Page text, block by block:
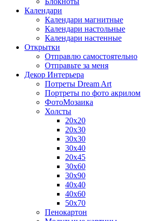
Календари
Календари магнитные
Календари настольные
Календари настенные
Открытки
Отправлю самостоятельно
Отправьте за меня
Декор Интерьера
Потреты Dream Art
Портреты по фото акрилом
ФотоМозаика
Холсты
20х20
20х30
30х30
30х40
20х45
30х60
30х90
40х40
40х60
50х70
Пенокартон